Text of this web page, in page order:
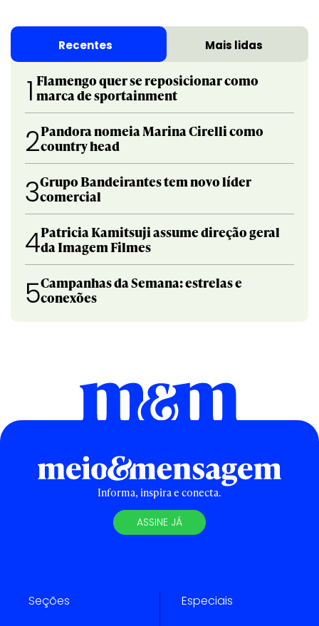
Recentes Mais lidas
1 Flamengo quer se reposicionar como
marca de sportainment
2Pandora nomeia Marina Cirelli como
country head
3Grupo Bandeirantes tem novo líder
comercial
4Patricia Kamitsuji assume direção geral
da Imagem Filmes
5Campanhas da Semana: estrelas e
conexões
Informa, inspira e conecta.
ASSINE JÁ
Seções Especiais